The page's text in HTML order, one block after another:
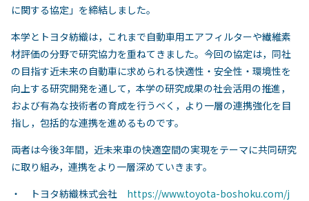
に関する協定」を締結しました。
本学とトヨタ紡織は，これまで自動車用エアフィルターや繊維素
材評価の分野で研究協力を重ねてきました。今回の協定は，同社
の目指す近未来の自動車に求められる快適性・安全性・環境性を
向上する研究開発を通して，本学の研究成果の社会活用の推進，
および有為な技術者の育成を行うべく，より一層の連携強化を目
指し，包括的な連携を進めるものです。
両者は今後3年間，近未来車の快適空間の実現をテーマに共同研究
に取り組み，連携をより一層深めていきます。
・ トヨタ紡織株式会社 https://www.toyota-boshoku.com/j